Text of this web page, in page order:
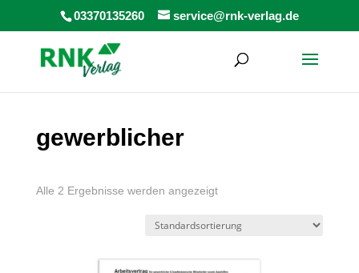
03370135260 service@rnk-verlag.de
gewerblicher
Alle 2 Ergebnisse werden angezeigt